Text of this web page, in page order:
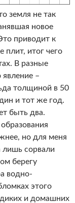
земля не так
новое
приводит к
плит, итог чего
В разные
–
толщиной в 50
и тот же год.
быть два.
но для меня
лишь сорвали
берегу
водно-
этого
и домашних